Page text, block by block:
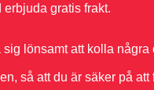
gratis frakt.
sig lönsamt att kolla
så att du är säker på